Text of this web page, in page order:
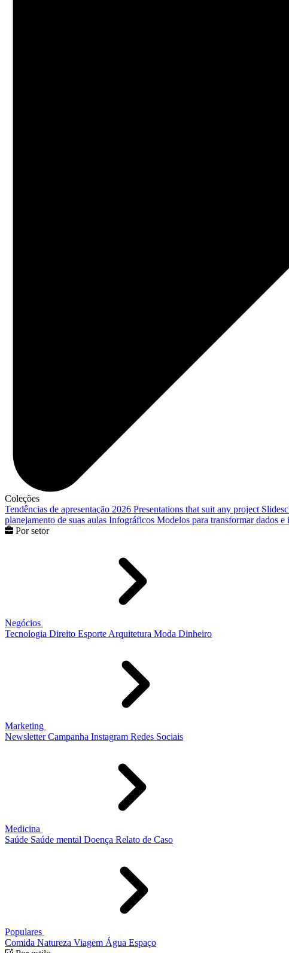
Coleções
Tendências de apresentação 2026 Presentations that suit any project
planejamento de suas aulas Infográficos Modelos para transformar dados e
Por setor
Negócios
Tecnologia Direito Esporte Arquitetura Moda Dinheiro
Marketing
Newsletter Campanha Instagram Redes Sociais
Medicina
Saúde Saúde mental Doença Relato de Caso
Populares
Comida Natureza Viagem Água Espaço